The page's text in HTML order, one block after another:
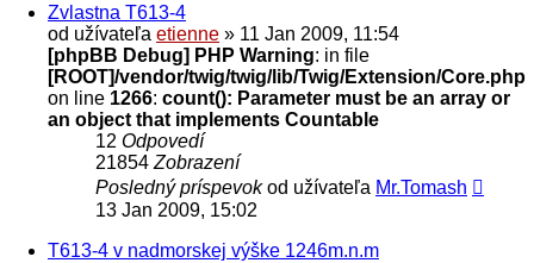
Zvlastna T613-4
od užívateľa etienne » 11 Jan 2009, 11:54
[phpBB Debug] PHP Warning: in file
[ROOT]/vendor/twig/twig/lib/Twig/Extension/Core.php
on line 1266: count(): Parameter must be an array or
an object that implements Countable
12 Odpovedí
21854 Zobrazení
Posledný príspevokod užívateľa Mr.Tomash
13 Jan 2009, 15:02
T613-4 v nadmorskej výške 1246m.n.m